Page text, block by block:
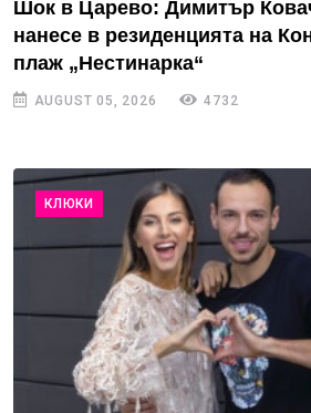
Шок в Царево: Димитър
нанесе в резиденцията на
плаж „Нестинарка“
AUGUST 05, 2026 4732
КЛЮКИ